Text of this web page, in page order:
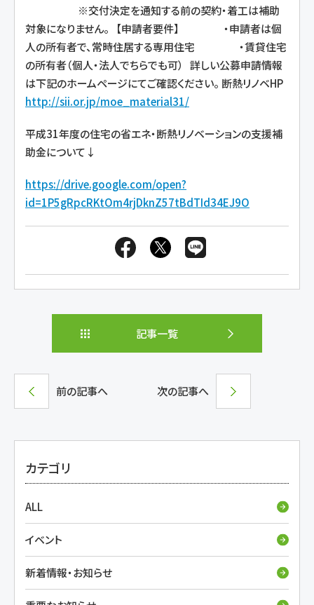
※交付決定を通知する前の契約・着工は補助
対象になりません。 【申請者要件】 ・申請者は個
人の所有者で、常時住居する専用住宅 ・賃貸住宅
の所有者（個人・法人でちらでも可） 詳しい公募申請情報
は下記のホームページにてご確認ください。 断熱リノベHP
http://sii.or.jp/moe_material31/
平成31年度の住宅の省エネ・断熱リノベーションの支援補
助金について↓
https://drive.google.com/open?
id=1P5gRpcRKtOm4rjDknZ57tBdTId34EJ9O
前の記事へ
記事一覧
次の記事へ
カテゴリ
ALL
イベント
新着情報・お知らせ